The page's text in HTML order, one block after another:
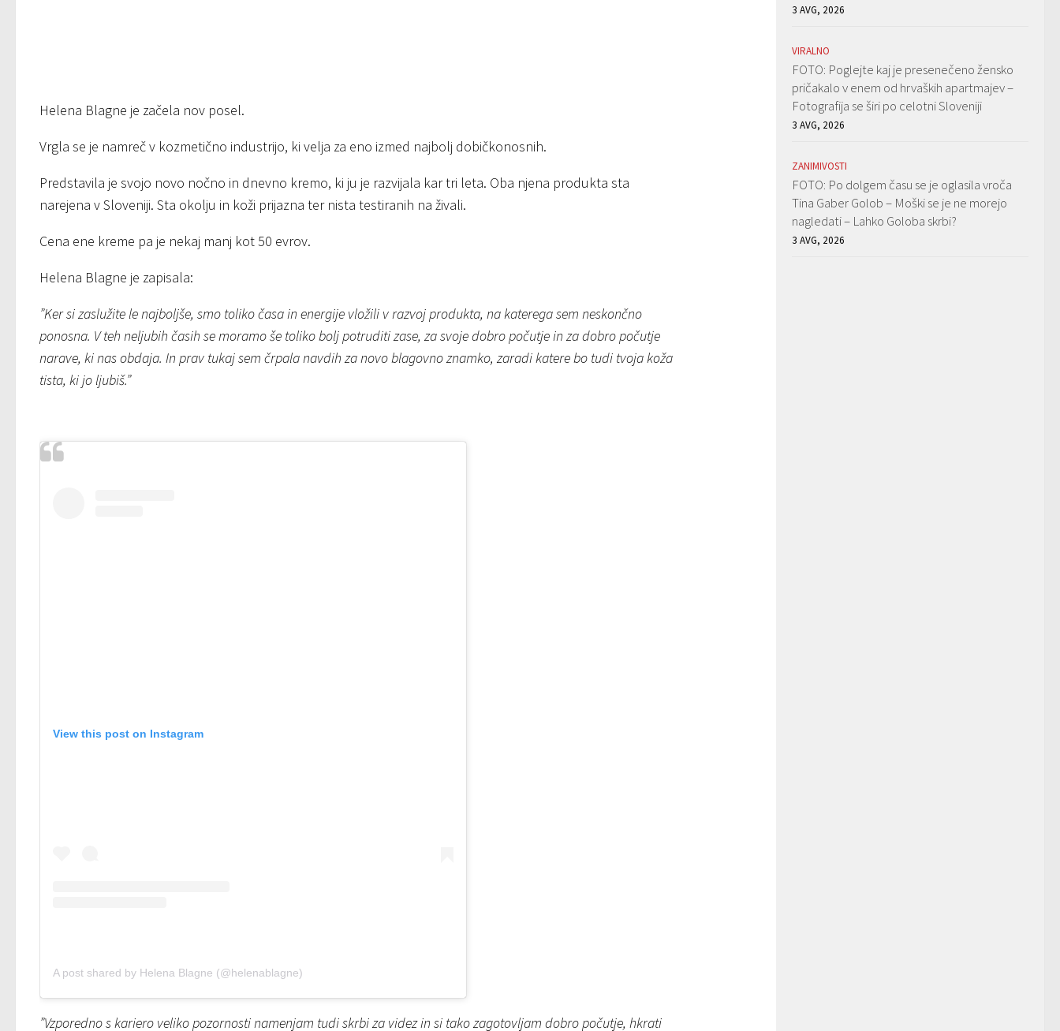
Helena Blagne je začela nov posel.
Vrgla se je namreč v kozmetično industrijo, ki velja za eno izmed najbolj dobičkonosnih.
Predstavila je svojo novo nočno in dnevno kremo, ki ju je razvijala kar tri leta. Oba njena produkta sta
narejena v Sloveniji. Sta okolju in koži prijazna ter nista testiranih na živali.
Cena ene kreme pa je nekaj manj kot 50 evrov.
Helena Blagne je zapisala:
”Ker si zaslužite le najboljše, smo toliko časa in energije vložili v razvoj produkta, na katerega sem neskončno
ponosna. V teh neljubih časih se moramo še toliko bolj potruditi zase, za svoje dobro počutje in za dobro počutje
narave, ki nas obdaja. In prav tukaj sem črpala navdih za novo blagovno znamko, zaradi katere bo tudi tvoja koža
tista, ki jo ljubiš.”
View this post on Instagram
A post shared by Helena Blagne (@helenablagne)
”Vzporedno s kariero veliko pozornosti namenjam tudi skrbi za videz in si tako zagotovljam dobro počutje, hkrati
3 AVG, 2026
VIRALNO
FOTO: Poglejte kaj je presenečeno žensko
pričakalo v enem od hrvaških apartmajev –
Fotografija se širi po celotni Sloveniji
3 AVG, 2026
ZANIMIVOSTI
FOTO: Po dolgem času se je oglasila vroča
Tina Gaber Golob – Moški se je ne morejo
nagledati – Lahko Goloba skrbi?
3 AVG, 2026